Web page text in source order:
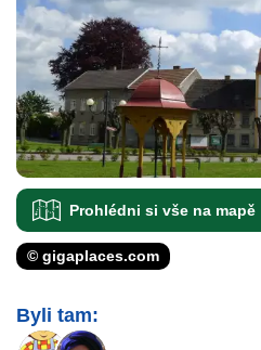
Prohlédni si vše na mapě
© gigaplaces.com
Byli tam: